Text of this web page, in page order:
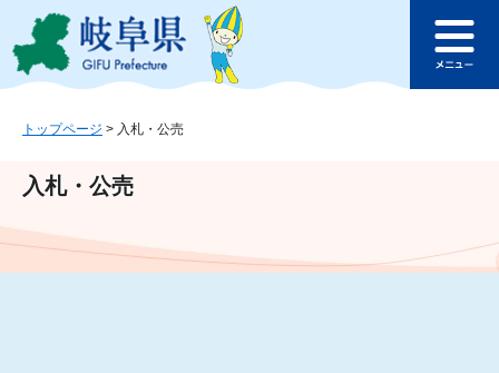
ジ
ュ
文
このページの本文へ
ュ
トップページ > 入札・公売
入札・公売